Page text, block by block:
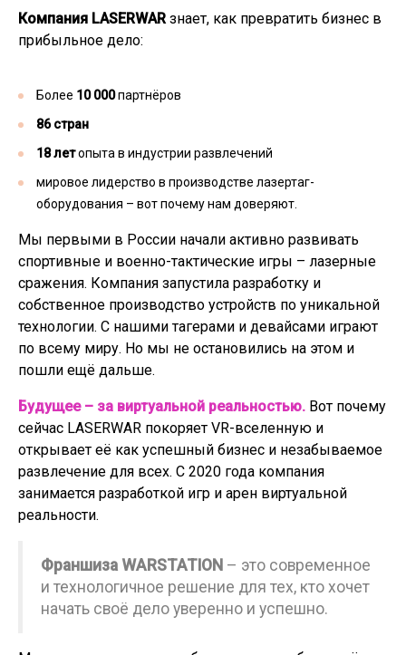
Компания LASERWARзнает, как превратить бизнес в
прибыльное дело:
Более 10 000партнёров
86 стран
18 летопыта в индустрии развлечений
мировое лидерство в производстве лазертаг-
оборудования – вот почему нам доверяют.
Мы первыми в России начали активно развивать
спортивные и военно-тактические игры – лазерные
сражения. Компания запустила разработку и
собственное производство устройств по уникальной
технологии. С нашими тагерами и девайсами играют
по всему миру. Но мы не остановились на этом и
пошли ещё дальше.
Будущее – за виртуальной реальностью. Вот почему
сейчас LASERWAR покоряет VR-вселенную и
открывает её как успешный бизнес и незабываемое
развлечение для всех. С 2020 года компания
занимается разработкой игр и арен виртуальной
реальности.
Франшиза WARSTATION – это современное
и технологичное решение для тех, кто хочет
начать своё дело уверенно и успешно.